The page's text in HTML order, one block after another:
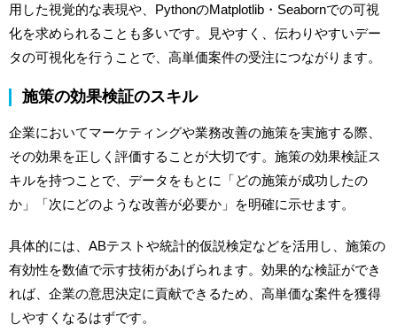
用した視覚的な表現や、PythonのMatplotlib・Seabornでの可視
化を求められることも多いです。見やすく、伝わりやすいデー
タの可視化を行うことで、高単価案件の受注につながります。
施策の効果検証のスキル
企業においてマーケティングや業務改善の施策を実施する際、
その効果を正しく評価することが大切です。施策の効果検証ス
キルを持つことで、データをもとに「どの施策が成功したの
か」「次にどのような改善が必要か」を明確に示せます。
具体的には、ABテストや統計的仮説検定などを活用し、施策の
有効性を数値で示す技術があげられます。効果的な検証ができ
れば、企業の意思決定に貢献できるため、高単価な案件を獲得
しやすくなるはずです。